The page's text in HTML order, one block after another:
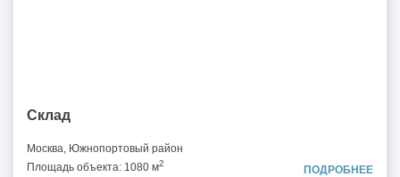
Склад
Москва, Южнопортовый район
Площадь объекта: 1080 м2
ПОДРОБНЕЕ